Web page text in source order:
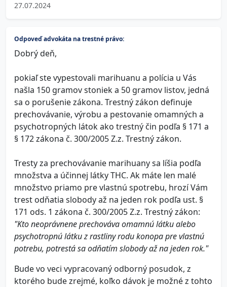
27.07.2024
Odpoveď advokáta na trestné právo:
Dobrý deň,
pokiaľ ste vypestovali marihuanu a polícia u Vás
našla 150 gramov stoniek a 50 gramov listov, jedná
sa o porušenie zákona. Trestný zákon definuje
prechovávanie, výrobu a pestovanie omamných a
psychotropných látok ako trestný čin podľa § 171 a
§ 172 zákona č. 300/2005 Z.z. Trestný zákon.
Tresty za prechovávanie marihuany sa líšia podľa
množstva a účinnej látky THC. Ak máte len malé
množstvo priamo pre vlastnú spotrebu, hrozí Vám
trest odňatia slobody až na jeden rok podľa ust. §
171 ods. 1 zákona č. 300/2005 Z.z. Trestný zákon:
"Kto neoprávnene prechováva omamnú látku alebo
psychotropnú látku z rastliny rodu konopa pre vlastnú
potrebu, potrestá sa odňatím slobody až na jeden rok."
Bude vo veci vypracovaný odborný posudok, z
ktorého bude zrejmé, koľko dávok je možné z tohto